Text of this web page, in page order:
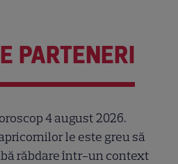
PARTENERI
4 august 2026.
le este greu să
răbdare într-un context